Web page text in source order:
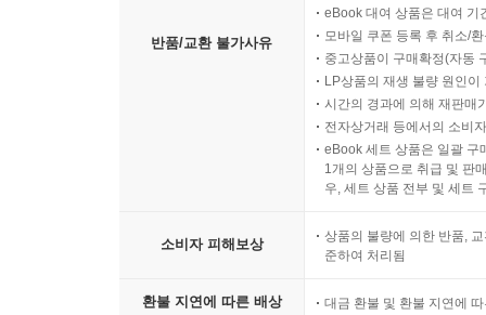
반품/교환 불가사유
eBook 대여 상품은 대여 기
모바일 쿠폰 등록 후 취소/
중고상품이 구매확정(자동
LP상품의 재생 불량 원인
시간의 경과에 의해 재판매
전자상거래 등에서의 소비
eBook 세트 상품은 일괄 구
1개의 상품으로 취급 및 판
우, 세트 상품 전부 및 세트
소비자 피해보상
상품의 불량에 의한 반품,
준하여 처리됨
환불 지연에 따른 배상 대금 환불 및 환불 지연에